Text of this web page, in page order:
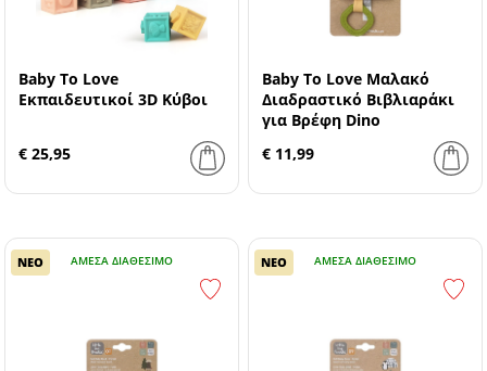
Baby To Love
Εκπαιδευτικοί 3D Κύβοι
€ 25,95
Baby To Love Μαλακό
Διαδραστικό Βιβλιαράκι
για Βρέφη Dino
€ 11,99
ΆΜΕΣΑ ΔΙΑΘΈΣΙΜΟ
ΝΕΟ ΆΜΕΣΑ ΔΙΑΘΈΣΙΜΟ
ΝΕΟ